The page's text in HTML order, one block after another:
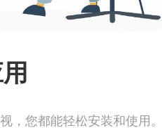
您都能轻松安装和使用。